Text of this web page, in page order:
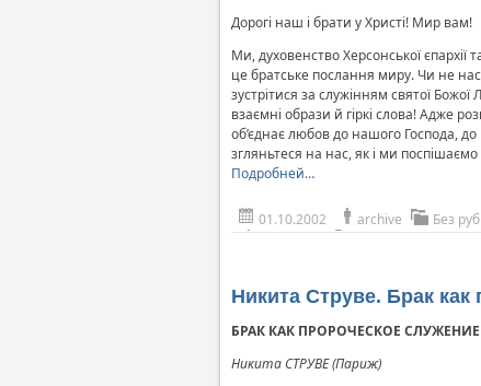
Дорогі наш і брати у Христі! Мир вам!
Ми, духовенство Херсонської єпархії
це братське послання миру. Чи не
зустрітися за служінням святої
взаємні образи й гіркі слова! Адже
об’єднає любов до нашого Господа,
згляньтеся на нас, як і ми
Подробней…
01.10.2002 archive Без
Никита Струве. Брак
БРАК КАК ПРОРОЧЕСКОЕ СЛУЖЕНИЕ
Никита СТРУВЕ (Париж)